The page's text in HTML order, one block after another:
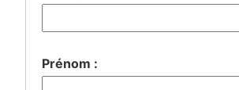
Prénom :